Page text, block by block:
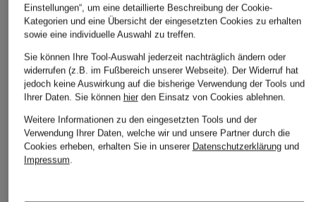
Weitere Kategorien
Abendkleider
Kleider
Einstellungen“, um eine detaillierte Beschreibung der Cookie-
Kategorien und eine Übersicht der eingesetzten Cookies zu erhalten
sowie eine individuelle Auswahl zu treffen.
Sie können Ihre Tool-Auswahl jederzeit nachträglich ändern oder
widerrufen (z.B. im Fußbereich unserer Webseite). Der Widerruf hat
jedoch keine Auswirkung auf die bisherige Verwendung der Tools und
Ihrer Daten. Sie können hierden Einsatz von Cookies ablehnen.
Weitere Informationen zu den eingesetzten Tools und der
Verwendung Ihrer Daten, welche wir und unsere Partner durch die
Cookies erheben, erhalten Sie in unserer Datenschutzerklärungund
Impressum.